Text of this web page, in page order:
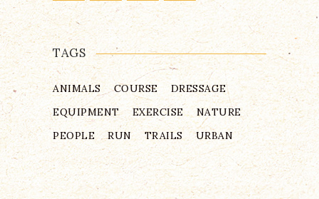
TAGS
ANIMALS COURSE
DRESSAGE
EQUIPMENT
EXERCISE
NATURE
PEOPLE
RUN TRAILS URBAN